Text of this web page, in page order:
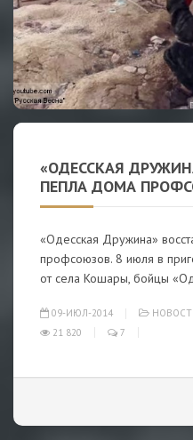
«ОДЕССКАЯ
ПЕПЛА ДОМА
«Одесская Дружина»
профсоюзов. 8 июля в
от села Кошары, бойцы
09-ИЮЛ-2014
21 820
7